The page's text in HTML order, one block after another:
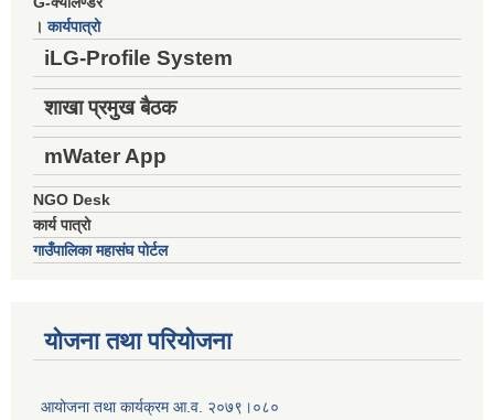
।कार्यपात्रो
iLG-Profile System
शाखा प्रमुख बैठक
mWater App
NGO Desk
कार्य पात्रो
गाउँपालिका महासंघ पोर्टल
योजना तथा परियोजना
आयोजना तथा कार्यक्रम आ.व. २०७९।०८०